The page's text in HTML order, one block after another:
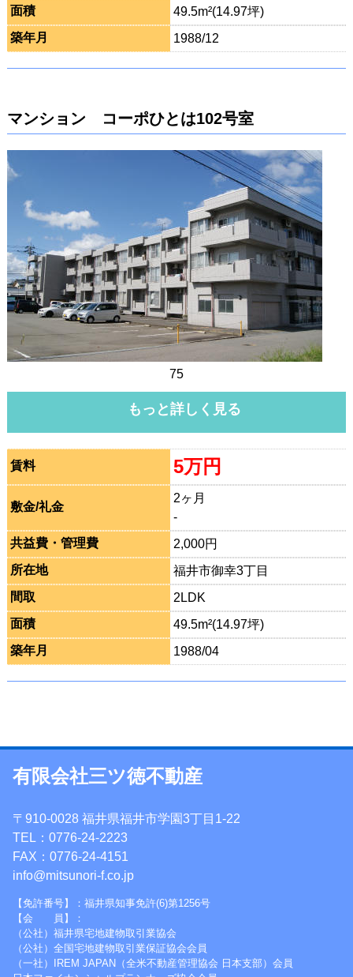
面積
49.5m²(14.97坪)
築年月
1988/12
マンション コーポひとは102号室
75
もっと詳しく見る
賃料 5万円
敷金/礼金
2ヶ月
-
共益費・管理費
2,000円
所在地
福井市御幸3丁目
間取
2LDK
面積
49.5m²(14.97坪)
築年月
1988/04
有限会社三ツ徳不動産
〒910-0028 福井県福井市学園3丁目1-22
TEL：0776-24-2223
FAX：0776-24-4151
info@mitsunori-f.co.jp
【免許番号】：福井県知事免許(6)第1256号
【会 員】：
（公社）福井県宅地建物取引業協会
（公社）全国宅地建物取引業保証協会会員
（一社）IREM JAPAN（全米不動産管理協会 日本支部）会員